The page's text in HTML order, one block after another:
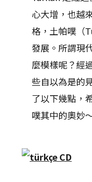
心大增，也越
格，土帕噗（
發展。所謂現
麼模樣呢？經
些自以為是的
了以下幾點，
噗其中的奧妙